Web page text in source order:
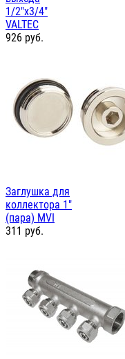
1/2"х3/4"
VALTEC
926 руб.
Заглушка для
коллектора 1"
(пара) MVI
311 руб.